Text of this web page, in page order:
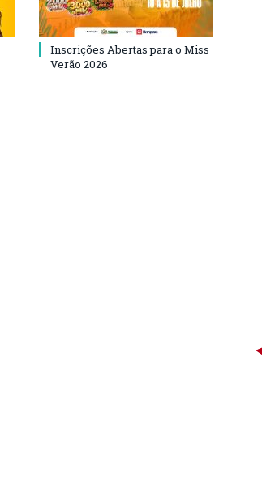
Inscrições Abertas para o Miss
Verão 2026